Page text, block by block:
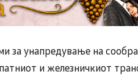
за унапредување на
и железничкиот